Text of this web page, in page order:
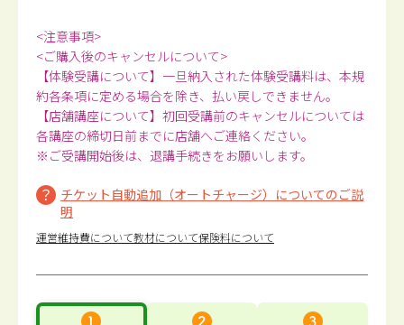
<注意事項>
<ご購入後のキャンセルについて>
【体験受講について】一旦納入された体験受講料は、本規
約各条項に定める場合を除き、払い戻しできません。
【店舗講座について】初回受講前のキャンセルについては
各講座の締切日前までに店舗へご連絡ください。
※ご受講開始後は、退講手続きをお願いします。
チケット自動追加（オートチャージ）についてのご説
明
運営維持費について教材について保険料について